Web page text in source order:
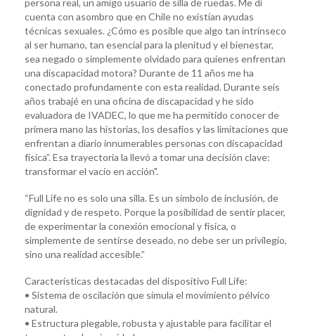
cuenta con asombro que en Chile no existían ayudas
técnicas sexuales. ¿Cómo es posible que algo tan intrínseco
al ser humano, tan esencial para la plenitud y el bienestar,
sea negado o simplemente olvidado para quienes enfrentan
una discapacidad motora? Durante de 11 años me ha
conectado profundamente con esta realidad. Durante seis
años trabajé en una oficina de discapacidad y he sido
evaluadora de IVADEC, lo que me ha permitido conocer de
primera mano las historias, los desafíos y las limitaciones que
enfrentan a diario innumerables personas con discapacidad
física”. Esa trayectoria la llevó a tomar una decisión clave:
transformar el vacío en acción".
“Full Life no es solo una silla. Es un símbolo de inclusión, de
dignidad y de respeto. Porque la posibilidad de sentir placer,
de experimentar la conexión emocional y física, o
simplemente de sentirse deseado, no debe ser un privilegio,
sino una realidad accesible.”
Características destacadas del dispositivo Full Life:
• Sistema de oscilación que simula el movimiento pélvico
natural.
• Estructura plegable, robusta y ajustable para facilitar el